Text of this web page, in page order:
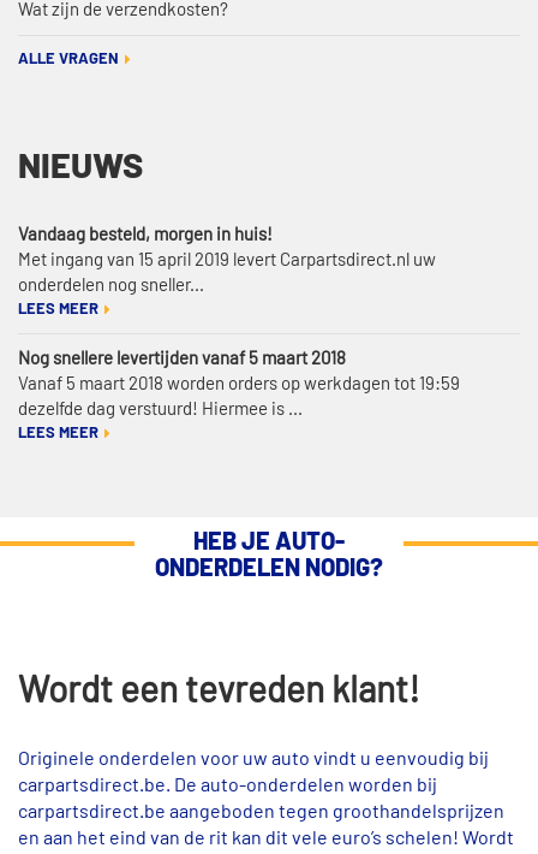
Wat zijn de verzendkosten?
ALLE VRAGEN
NIEUWS
Vandaag besteld, morgen in huis!
Met ingang van 15 april 2019 levert Carpartsdirect.nl uw
onderdelen nog sneller...
LEES MEER
Nog snellere levertijden vanaf 5 maart 2018
Vanaf 5 maart 2018 worden orders op werkdagen tot 19:59
dezelfde dag verstuurd! Hiermee is ...
LEES MEER
HEB JE AUTO-
ONDERDELEN NODIG?
Wordt een tevreden klant!
Originele onderdelen voor uw auto vindt u eenvoudig bij
carpartsdirect.be. De auto-onderdelen worden bij
carpartsdirect.be aangeboden tegen groothandelsprijzen
en aan het eind van de rit kan dit vele euro’s schelen! Wordt